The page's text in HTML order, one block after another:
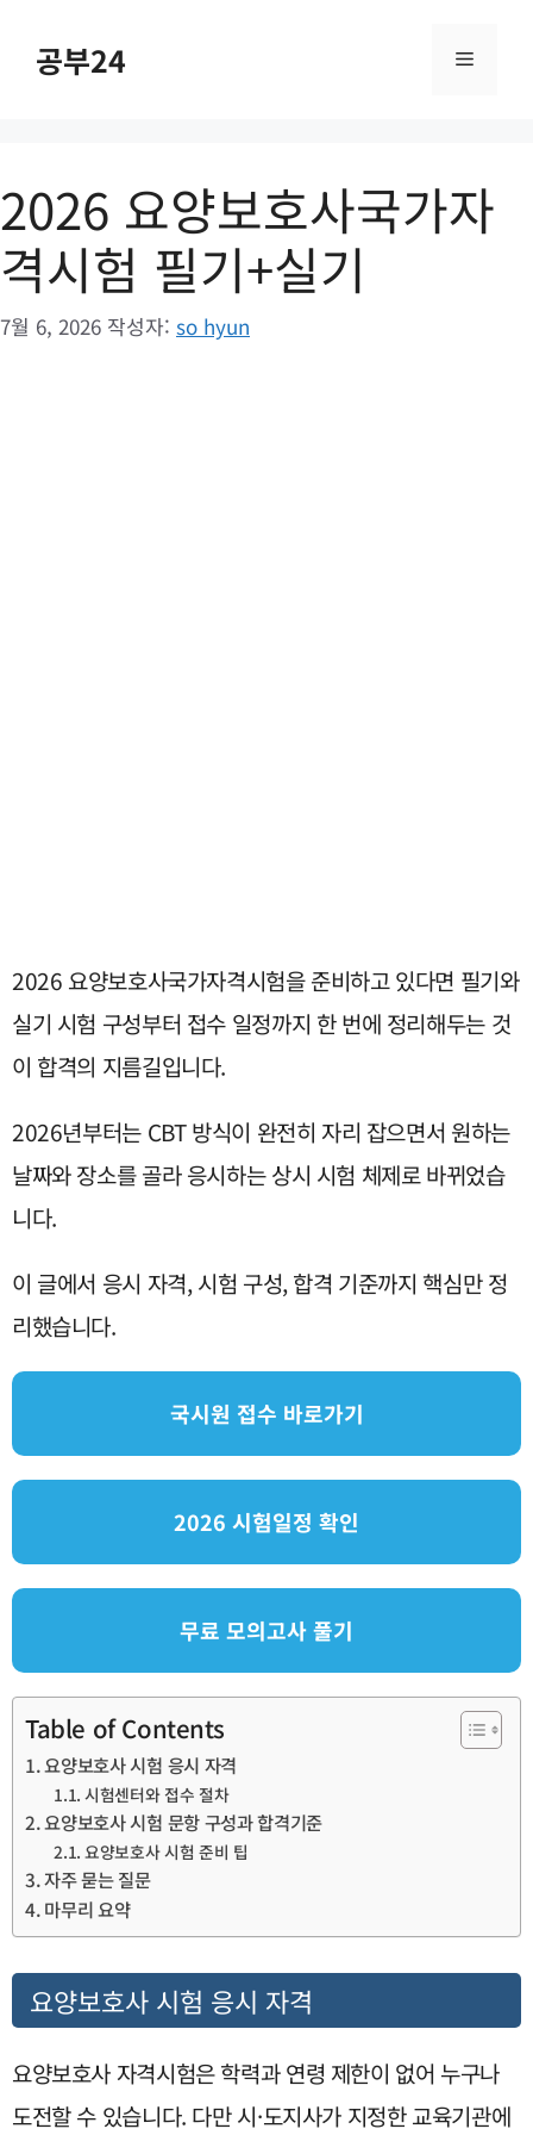
뛰
기
공부24 메
2026 요양보호사국가자
격시험 필기+실기
7월 6, 2026 작성자: so hyun
2026 요양보호사국가자격시험을 준비하고 있다면 필기와
실기 시험 구성부터 접수 일정까지 한 번에 정리해두는 것
이 합격의 지름길입니다.
2026년부터는 CBT 방식이 완전히 자리 잡으면서 원하는
날짜와 장소를 골라 응시하는 상시 시험 체제로 바뀌었습
니다.
이 글에서 응시 자격, 시험 구성, 합격 기준까지 핵심만 정
리했습니다.
국시원 접수 바로가기
2026 시험일정 확인
무료 모의고사 풀기
Table of Contents
요양보호사 시험 응시 자격
시험센터와 접수 절차
요양보호사 시험 문항 구성과 합격기준
요양보호사 시험 준비 팁
자주 묻는 질문
마무리 요약
요양보호사 시험 응시 자격
요양보호사 자격시험은 학력과 연령 제한이 없어 누구나
도전할 수 있습니다. 다만 시·도지사가 지정한 교육기관에